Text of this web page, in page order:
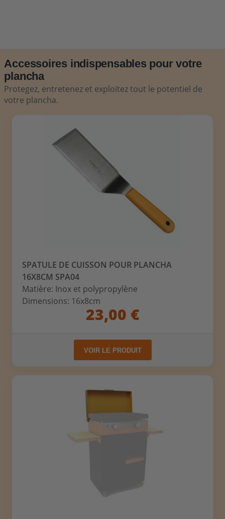
Accessoires indispensables pour votre
plancha
Protegez, entretenez et exploitez tout le potentiel de
votre plancha.
SPATULE DE CUISSON POUR PLANCHA
16X8CM SPA04
Matière: Inox et polypropylène
Dimensions: 16x8cm
23,00 €
VOIR LE PRODUIT